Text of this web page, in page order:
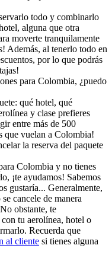
todo y combinarlo
alguna que otra
moverte tranquilamente
Además, al tenerlo todo en
por lo que podrás
para Colombia, ¿puedo
qué hotel, qué
y clase prefieres
entre más de 500
que vuelan a Colombia!
la reserva del paquete
Colombia y no tienes
¡te ayudamos! Sabemos
gustaría... Generalmente,
cancele de manera
obstante, te
tu aerolínea, hotel o
Recuerda que
al cliente si tienes alguna